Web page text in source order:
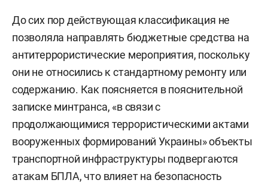
До сих пор действующая классификация не
позволяла направлять бюджетные средства на
антитеррористические мероприятия, поскольку
они не относились к стандартному ремонту или
содержанию. Как поясняется в пояснительной
записке минтранса, «в связи с
продолжающимися террористическими актами
вооруженных формирований Украины» объекты
транспортной инфраструктуры подвергаются
атакам БПЛА, что влияет на безопасность